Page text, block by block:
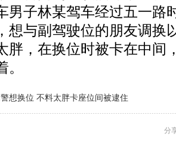
男子林某驾车经过五一路
想与副驾驶位的朋友调换
胖，在换位时被卡在中间
想换位 不料太胖卡座位间被逮住
分